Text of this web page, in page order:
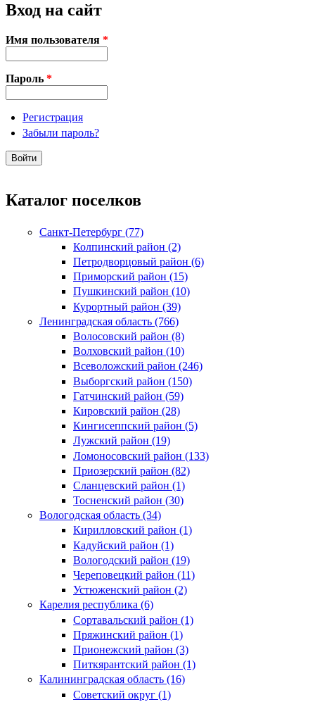
Вход на сайт
Имя пользователя *
Пароль *
Регистрация
Забыли пароль?
Каталог поселков
Санкт-Петербург (77)
Колпинский район (2)
Петродворцовый район (6)
Приморский район (15)
Пушкинский район (10)
Курортный район (39)
Ленинградская область (766)
Волосовский район (8)
Волховский район (10)
Всеволожский район (246)
Выборгский район (150)
Гатчинский район (59)
Кировский район (28)
Кингисеппский район (5)
Лужский район (19)
Ломоносовский район (133)
Приозерский район (82)
Сланцевский район (1)
Тосненский район (30)
Вологодская область (34)
Кирилловский район (1)
Кадуйский район (1)
Вологодский район (19)
Череповецкий район (11)
Устюженский район (2)
Карелия республика (6)
Сортавальский район (1)
Пряжинский район (1)
Прионежский район (3)
Питкярантский район (1)
Калининградская область (16)
Советский округ (1)